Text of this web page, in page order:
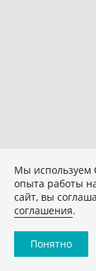
Мы используем
опыта работы
сайт, вы
соглашения.
Понятно